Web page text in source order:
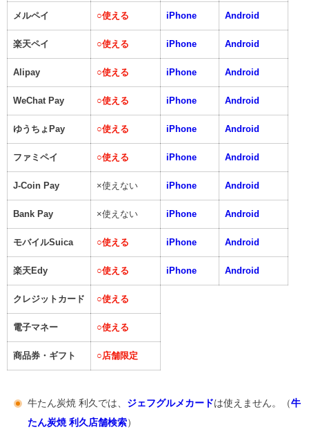
メルペイ ○使える iPhone Android
楽天ペイ ○使える iPhone Android
Alipay ○使える iPhone Android
WeChat Pay ○使える iPhone Android
ゆうちょPay ○使える iPhone Android
ファミペイ ○使える iPhone Android
J-Coin Pay ×使えない iPhone Android
Bank Pay ×使えない iPhone Android
モバイルSuica ○使える iPhone Android
楽天Edy ○使える iPhone Android
クレジットカード ○使える
電子マネー ○使える
商品券・ギフト ○店舗限定
牛たん炭焼 利久では、 ジェフグルメカードは使えません。（牛
たん炭焼 利久店舗検索）